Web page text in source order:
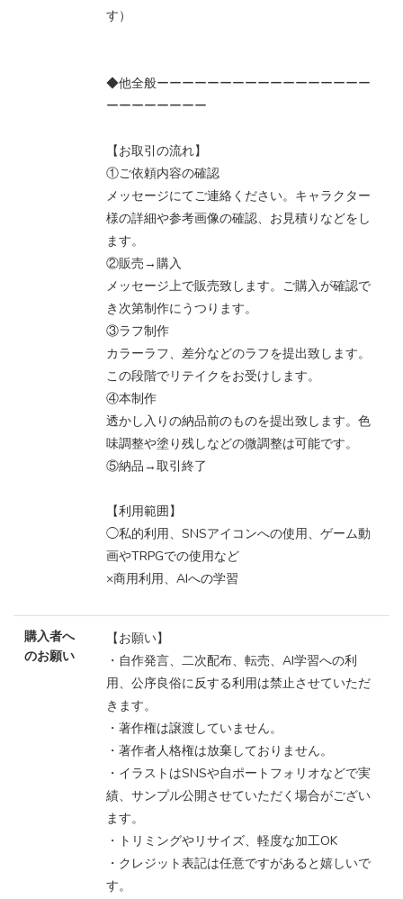
す）
◆他全般ーーーーーーーーーーーーーーーーー
ーーーーーーーー
【お取引の流れ】
①ご依頼内容の確認
メッセージにてご連絡ください。キャラクター
様の詳細や参考画像の確認、お見積りなどをし
ます。
②販売→購入
メッセージ上で販売致します。ご購入が確認で
き次第制作にうつります。
③ラフ制作
カラーラフ、差分などのラフを提出致します。
この段階でリテイクをお受けします。
④本制作
透かし入りの納品前のものを提出致します。色
味調整や塗り残しなどの微調整は可能です。
⑤納品→取引終了
【利用範囲】
◯私的利用、SNSアイコンへの使用、ゲーム動
画やTRPGでの使用など
×商用利用、AIへの学習
購入者へ
のお願い
【お願い】
・自作発言、二次配布、転売、AI学習への利
用、公序良俗に反する利用は禁止させていただ
きます。
・著作権は譲渡していません。
・著作者人格権は放棄しておりません。
・イラストはSNSや自ポートフォリオなどで実
績、サンプル公開させていただく場合がござい
ます。
・トリミングやリサイズ、軽度な加工OK
・クレジット表記は任意ですがあると嬉しいで
す。